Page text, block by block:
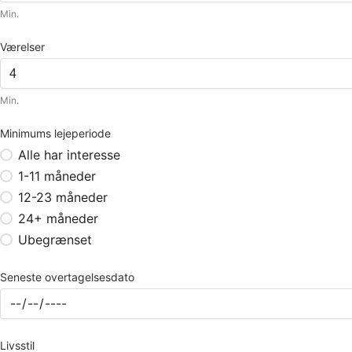
Min.
Værelser
Min.
Minimums lejeperiode
Alle har interesse
1-11 måneder
12-23 måneder
24+ måneder
Ubegrænset
Seneste overtagelsesdato
Livsstil